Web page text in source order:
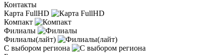
Контакты
Карта FullHD
Компакт
Филиалы
Филиалы(лайт)
С выбором региона